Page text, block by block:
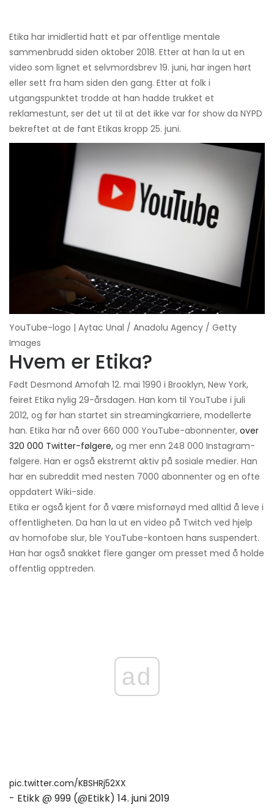
Etika har imidlertid hatt et par offentlige mentale
sammenbrudd siden oktober 2018. Etter at han la ut en
video som lignet et selvmordsbrev 19. juni, har ingen hørt
eller sett fra ham siden den gang. Etter at folk i
utgangspunktet trodde at han hadde trukket et
reklamestunt, ser det ut til at det ikke var for show da NYPD
bekreftet at de fant Etikas kropp 25. juni.
YouTube-logo | Aytac Unal / Anadolu Agency / Getty
Images
Hvem er Etika?
Født Desmond Amofah 12. mai 1990 i Brooklyn, New York,
feiret Etika nylig 29-årsdagen. Han kom til YouTube i juli
2012, og før han startet sin streamingkarriere, modellerte
han. Etika har nå over 660 000 YouTube-abonnenter, over
320 000 Twitter-følgere, og mer enn 248 000 Instagram-
følgere. Han er også ekstremt aktiv på sosiale medier. Han
har en subreddit med nesten 7000 abonnenter og en ofte
oppdatert Wiki-side.
Etika er også kjent for å være misfornøyd med alltid å leve i
offentligheten. Da han la ut en video på Twitch ved hjelp
av homofobe slur, ble YouTube-kontoen hans suspendert.
Han har også snakket flere ganger om presset med å holde
offentlig opptreden.
ad
pic.twitter.com/KBSHRj52XX
- Etikk @ 999 (@Etikk) 14. juni 2019